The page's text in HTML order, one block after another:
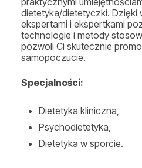
dietetyka/dietetyczki. Dzięki
ekspertami i ekspertkami
technologie i metody
pozwoli Ci skutecznie
samopoczucie.
Specjalności:
Dietetyka kliniczna,
Psychodietetyka,
Dietetyka w sporcie.